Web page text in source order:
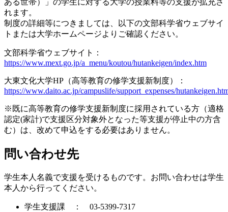
ある世帯）」の学生に対する大学の授業料等の支援が拡充さ
れます。
制度の詳細等につきましては、以下の文部科学省ウェブサイ
トまたは大学ホームページよりご確認ください。
文部科学省ウェブサイト：
https://www.mext.go.jp/a_menu/koutou/hutankeigen/index.htm
大東文化大学HP（高等教育の修学支援新制度）：
https://www.daito.ac.jp/campuslife/support_expenses/
※既に高等教育の修学支援新制度に採用されている方（適格
認定(家計)で支援区分対象外となった等支援が停止中の方含
む）は、改めて申込をする必要はありません。
問い合わせ先
学生本人名義で支援を受けるものです。お問い合わせは学生
本人から行ってください。
学生支援課 ： 03-5399-7317